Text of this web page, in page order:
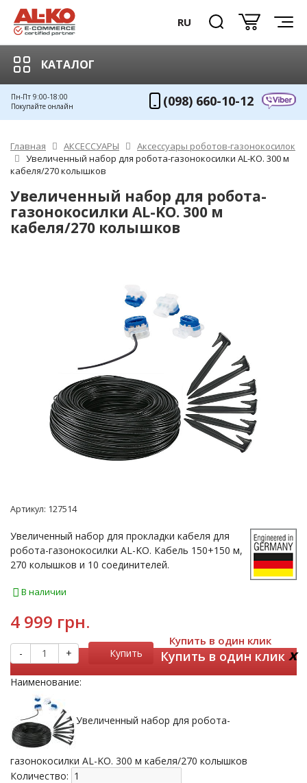
RU
КАТАЛОГ
Пн-Пт 9:00-18:00
Покупайте онлайн
(098) 660-10-12
Главная АКСЕССУАРЫ
Аксессуары роботов-газонокосилок
Увеличенный набор для робота-газонокосилки AL-KO. 300 м
кабеля/270 колышков
Увеличенный набор для робота-
газонокосилки AL-KO. 300 м
кабеля/270 колышков
Артикул: 127514
Увеличенный набор для прокладки кабеля для
робота-газонокосилки AL-KO. Кабель 150+150 м,
270 колышков и 10 соединителей.
В наличии
4 999 грн.
- + Купить
Купить в один клик
Купить в один клик x
Наименование:
Увеличенный набор для робота-
газонокосилки AL-KO. 300 м кабеля/270 колышков
Количество: